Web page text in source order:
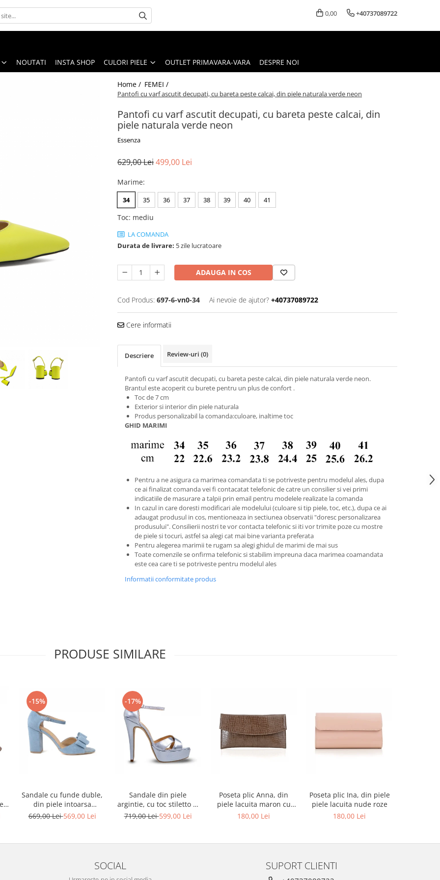
0,00 +40737089722
NOUTATI INSTA SHOP CULORI PIELE OUTLET PRIMAVARA-VARA DESPRE NOI
Home / FEMEI /
Pantofi cu varf ascutit decupati, cu bareta peste calcai, din piele naturala verde neon
Pantofi cu varf ascutit decupati, cu bareta peste calcai, din
piele naturala verde neon
Essenza
629,00 Lei499,00 Lei
Marime:
34 35 36 37 38 39 40 41
Toc: mediu
LA COMANDA
Durata de livrare: 5 zile lucratoare
ADAUGA IN COS
Cod Produs: 697-6-vn0-34 Ai nevoie de ajutor? +40737089722
Cere informatii
Descriere Review-uri (0)
Pantofi cu varf ascutit decupati, cu bareta peste calcai, din piele naturala verde neon.
Brantul este acoperit cu burete pentru un plus de confort .
Toc de 7 cm
Exterior si interior din piele naturala
Produs personalizabil la comanda:culoare, inaltime toc
GHID MARIMI
Pentru a ne asigura ca marimea comandata ti se potriveste pentru modelul ales, dupa
ce ai finalizat comanda vei fi contacatat telefonic de catre un consilier si vei primi
indicatiile de masurare a talpii prin email pentru modelele realizate la comanda
In cazul in care doresti modificari ale modelului (culoare si tip piele, toc, etc.), dupa ce ai
adaugat produsul in cos, mentioneaza in sectiunea observatii "doresc personalizarea
produsului". Consilierii nostri te vor contacta telefonic si iti vor trimite poze cu mostre
de piele si tocuri, astfel sa alegi cat mai bine varianta preferata
Pentru alegerea marimii te rugam sa alegi ghidul de marimi de mai sus
Toate comenzile se onfirma telefonic si stabilim impreuna daca marimea coamandata
este cea care ti se potriveste pentru modelul ales
Informatii conformitate produs
PRODUSE SIMILARE
-15%
Sandale cu funde duble,
din piele intoarsa
albastru deschis
669,00 Lei569,00 Lei
-17%
Sandale din piele
argintie, cu toc stiletto si
platforma
719,00 Lei599,00 Lei
Poseta plic Anna, din
piele lacuita maron cu
textura croco
180,00 Lei
Poseta plic Ina, din piele
piele lacuita nude roze
180,00 Lei
SOCIAL SUPORT CLIENTI